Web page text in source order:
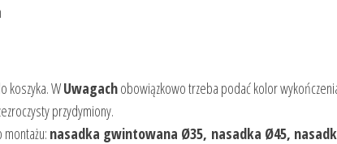
koszyka. WUwagachobowiązkowo trzeba podać kolor
przydymiony.
nasadka gwintowana Ø35, nasadka Ø45,